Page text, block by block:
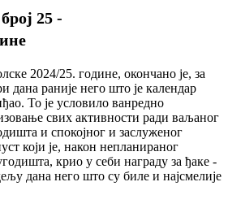
25 -
2024/25. године, окончано је, за
дана раније него што је календар
То је условило ванредно
свих активности ради ваљаног
и спокојног и заслуженог
који је, након непланираног
крио у себи награду за ђаке -
дана него што су биле и најсмелије